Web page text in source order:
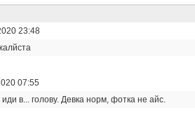
23:48
07:55
иди в... голову. Девка норм, фотка не айс.